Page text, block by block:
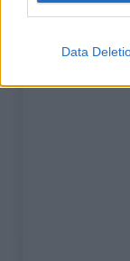
Data
Carte